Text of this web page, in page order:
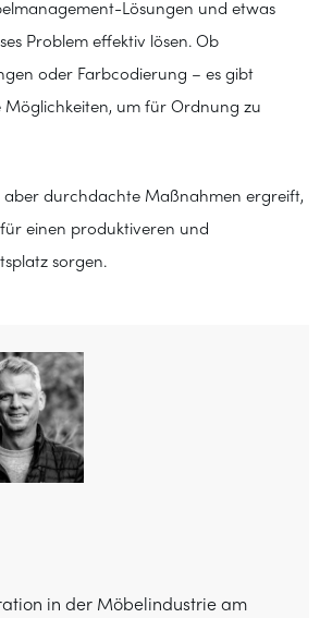
Lösungen und etwas
Problem effektiv lösen. Ob
oder Farbcodierung – es gibt
Möglichkeiten, um für Ordnung zu
aber durchdachte Maßnahmen ergreift,
einen produktiveren und
sorgen.
in der Möbelindustrie am